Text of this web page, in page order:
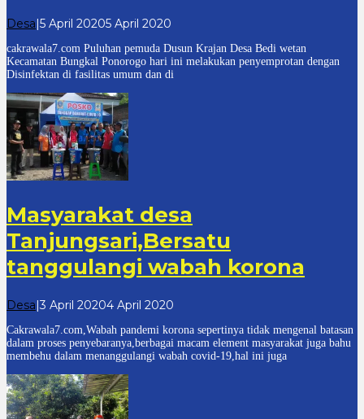
Desa 5 April 20205 April 2020
7
cakrawala7.com Puluhan pemuda Dusun Krajan Desa Bedi wetan
Kecamatan Bungkal Ponorogo hari ini melakukan penyemprotan dengan
Disinfektan di fasilitas umum dan di
Masyarakat desa
Tanjungsari,Bersatu
tanggulangi wabah korona
Desa|3 April 20204 April 2020
Cakrawala7.com,Wabah pandemi korona sepertinya tidak mengenal batasan
dalam proses penyebaranya,berbagai macam element masyarakat juga bahu
membehu dalam menanggulangi wabah covid-19,hal ini juga